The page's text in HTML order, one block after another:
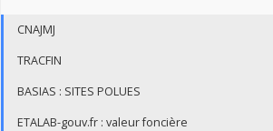
CNAJMJ
TRACFIN
BASIAS : SITES POLUES
ETALAB-gouv.fr : valeur foncière